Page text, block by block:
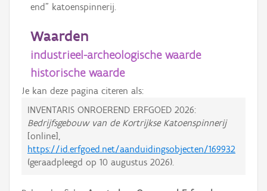
end" katoenspinnerij.
Waarden
industrieel-archeologische waarde
historische waarde
Je kan deze pagina citeren als:
INVENTARIS ONROEREND ERFGOED 2026:
Bedrijfsgebouw van de Kortrijkse Katoenspinnerij
[online],
https://id.erfgoed.net/aanduidingsobjecten/169932
(geraadpleegd op 10 augustus 2026).